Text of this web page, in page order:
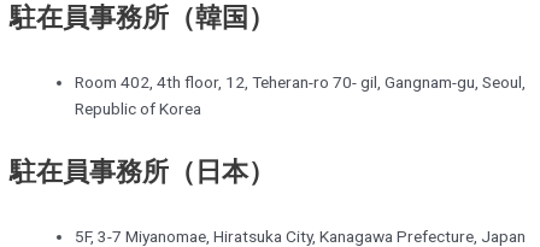
駐在員事務所（韓国）
Room 402, 4th floor, 12, Teheran-ro 70- gil, Gangnam-gu, Seoul,
Republic of Korea
駐在員事務所（日本）
5F, 3-7 Miyanomae, Hiratsuka City, Kanagawa Prefecture, Japan